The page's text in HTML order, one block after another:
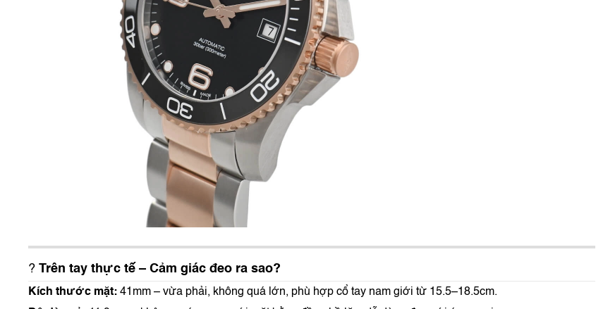
? Trên tay thực tế – Cảm giác đeo ra sao?
Kích thước mặt: 41mm – vừa phải, không quá lớn, phù hợp cổ tay nam giới từ 15.5–18.5cm.